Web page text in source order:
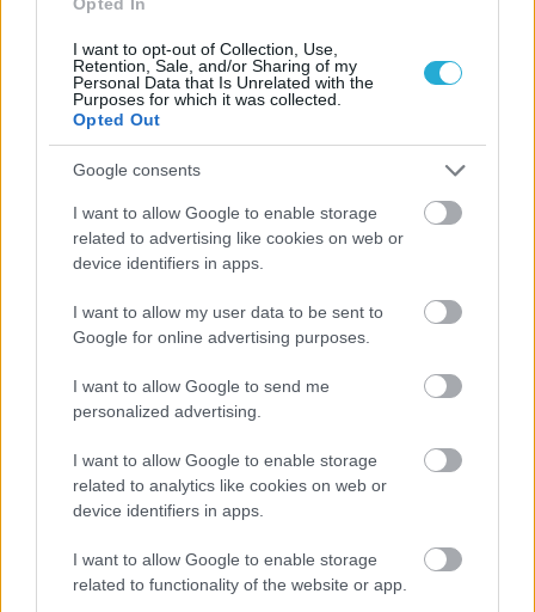
I want to opt-out of Collection, Use,
Retention, Sale, and/or Sharing of my
Personal Data that Is Unrelated with the
Purposes for which it was collected.
Opted Out
Google consents
I want to allow Google to enable storage
related to advertising like cookies on web or
device identifiers in apps.
I want to allow my user data to be sent to
Google for online advertising purposes.
I want to allow Google to send me
personalized advertising.
I want to allow Google to enable storage
related to analytics like cookies on web or
device identifiers in apps.
I want to allow Google to enable storage
related to functionality of the website or app.
ΡΟΗ ΕΙΔΗΣΕΩΝ
07/08/2026
Ουρμπίνο
06/08/2026
Το πάλεψε μέχρι τέλους η Εθνική γυναικών κόντρα
06/08/2026
Η FIVB σχεδιάζει να διοργανώσει το Παγκόσμιο
Πρωτάθλημα τον Δεκέμβριο – Αντιδρούν οι σύλλογοι